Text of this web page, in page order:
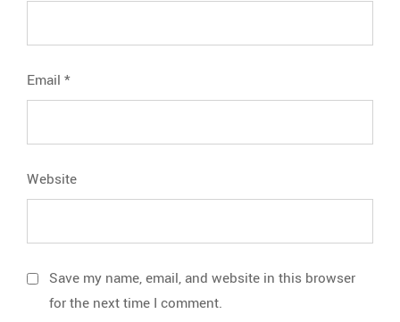
Email *
Website
Save my name, email, and website in this browser
for the next time I comment.